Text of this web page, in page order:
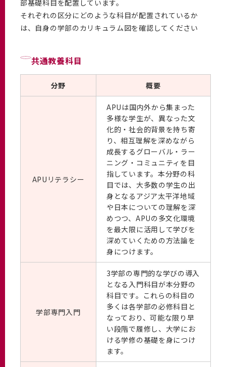
部基礎科目を配置しています。
それぞれの区分にどのような科目が配置されているか
は、自身の学部のカリキュラム図を確認してください
共通教養科目
分野 概要
APUリテラシー
APUは国内外から集まった
多様な学生が、異なった文
化的・社会的背景を持ち寄
り、相互理解を深めながら
成長するグローバル・ラー
ニング・コミュニティを目
指しています。本分野の科
目では、大多数の学生の出
身となるアジア太平洋地域
や日本についての理解を深
めつつ、APUの多文化環境
を最大限に活用して学びを
深めていくための方法論を
身につけます。
学部専門入門
3学部の専門的な学びの導入
となる入門科目が本分野の
科目です。これらの科目の
多くは各学部の必修科目と
なっており、可能な限り早
い段階で履修し、大学にお
ける学修の基礎を身につけ
ます。